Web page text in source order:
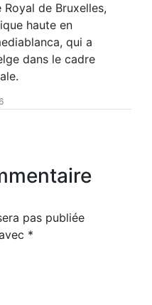
de Bruxelles,
haute en
qui a
dans le cadre
pas publiée
*